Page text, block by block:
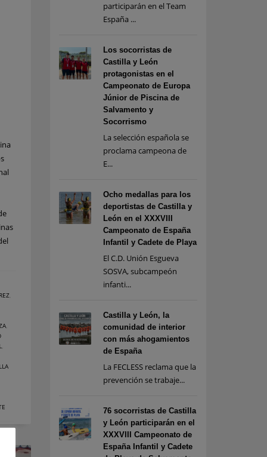
,
,
,
participarán en el Team
España ...
Los socorristas de
Castilla y León
protagonistas en el
Campeonato de Europa
Júnior de Piscina de
Salvamento y
Socorrismo
La selección española se
proclama campeona de
E...
Ocho medallas para los
deportistas de Castilla y
León en el XXXVIII
Campeonato de España
Infantil y Cadete de Playa
El C.D. Unión Esgueva
SOSVA, subcampeón
infanti...
Castilla y León, la
comunidad de interior
con más ahogamientos
de España
La FECLESS reclama que la
prevención se trabaje...
76 socorristas de Castilla
y León participarán en el
XXXVIII Campeonato de
España Infantil y Cadete